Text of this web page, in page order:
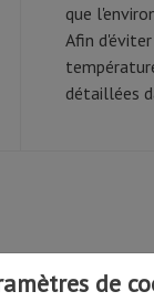
de
que
Afin
détaillées